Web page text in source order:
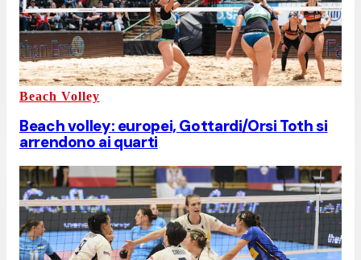
Beach Volley
Beach volley: europei, Gottardi/Orsi Toth si
arrendono ai quarti